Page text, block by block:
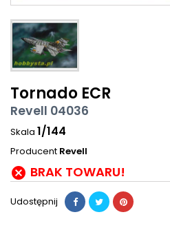
Tornado ECR
Revell 04036
Skala 1/144
Producent Revell
 BRAK TOWARU!
Udostępnij